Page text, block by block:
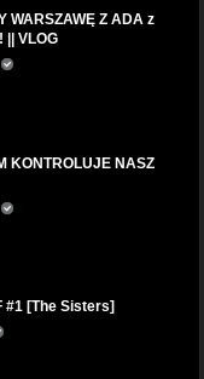
WARSZAWĘ Z ADA z
|| VLOG
KONTROLUJE NASZ
#1 [The Sisters]